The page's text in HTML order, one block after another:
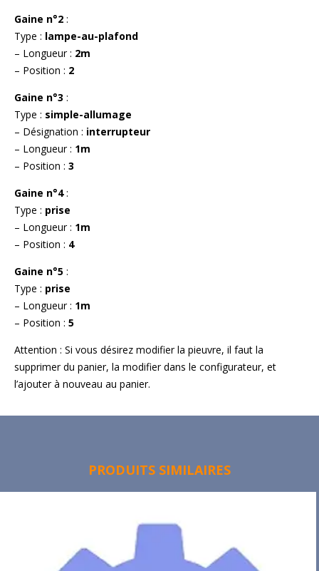
Gaine n°2 :
Type : lampe-au-plafond
– Longueur : 2m
– Position : 2
Gaine n°3 :
Type : simple-allumage
– Désignation : interrupteur
– Longueur : 1m
– Position : 3
Gaine n°4:
Type : prise
– Longueur : 1m
– Position : 4
Gaine n°5 :
Type : prise
– Longueur : 1m
– Position : 5
Attention : Si vous désirez modifier la pieuvre, il faut la
supprimer du panier, la modifier dans le configurateur, et
l’ajouter à nouveau au panier.
PRODUITS SIMILAIRES